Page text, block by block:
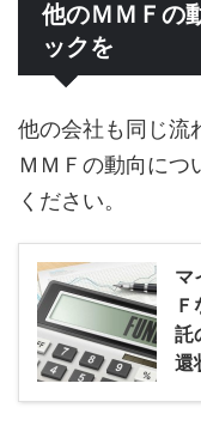
他のＭＭＦの
ックを
他の会社も同じ流
ＭＭＦの動向につ
ください。
マ
託
還